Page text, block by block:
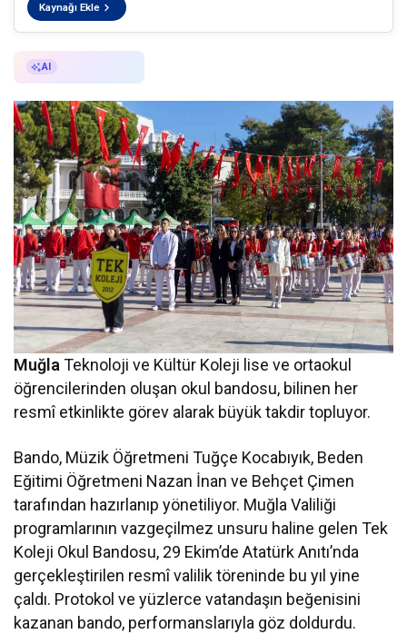
Kaynağı Ekle
AI
MuğlaTeknoloji ve Kültür Koleji lise ve ortaokul
öğrencilerinden oluşan okul bandosu, bilinen her
resmî etkinlikte görev alarak büyük takdir topluyor.
Bando, Müzik Öğretmeni Tuğçe Kocabıyık, Beden
Eğitimi Öğretmeni Nazan İnan ve Behçet Çimen
tarafından hazırlanıp yönetiliyor. Muğla Valiliği
programlarının vazgeçilmez unsuru haline gelen Tek
Koleji Okul Bandosu, 29 Ekim’de Atatürk Anıtı’nda
gerçekleştirilen resmî valilik töreninde bu yıl yine
çaldı. Protokol ve yüzlerce vatandaşın beğenisini
kazanan bando, performanslarıyla göz doldurdu.